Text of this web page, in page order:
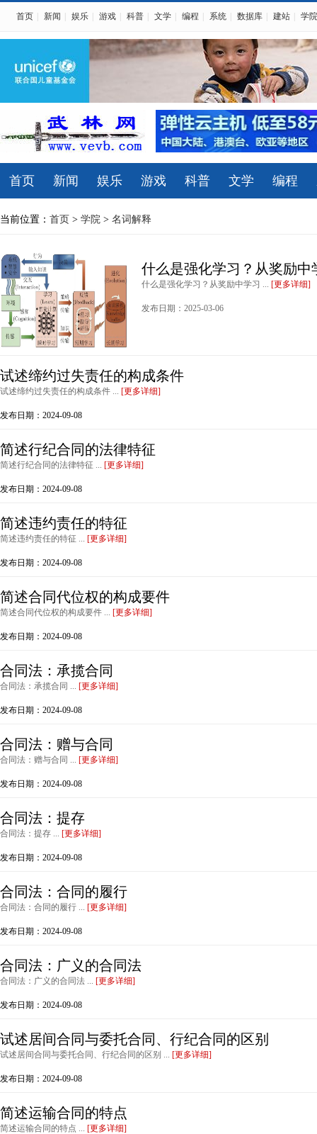
首页 新闻 娱乐 游戏 科普 文学 编程 系统 数据库 建站 学院
首页 新闻 娱乐 游戏 科普 文学 编程
当前位置： 首页 > 学院 > 名词解释
什么是强化学习？从奖励中
什么是强化学习？从奖励中学习 ... [更多详细]
发布日期：2025-03-06
试述缔约过失责任的构成条件
试述缔约过失责任的构成条件 ... [更多详细]
发布日期：2024-09-08
简述行纪合同的法律特征
简述行纪合同的法律特征 ... [更多详细]
发布日期：2024-09-08
简述违约责任的特征
简述违约责任的特征 ... [更多详细]
发布日期：2024-09-08
简述合同代位权的构成要件
简述合同代位权的构成要件 ... [更多详细]
发布日期：2024-09-08
合同法：承揽合同
合同法：承揽合同 ... [更多详细]
发布日期：2024-09-08
合同法：赠与合同
合同法：赠与合同 ... [更多详细]
发布日期：2024-09-08
合同法：提存
合同法：提存 ... [更多详细]
发布日期：2024-09-08
合同法：合同的履行
合同法：合同的履行 ... [更多详细]
发布日期：2024-09-08
合同法：广义的合同法
合同法：广义的合同法 ... [更多详细]
发布日期：2024-09-08
试述居间合同与委托合同、行纪合同的区别
试述居间合同与委托合同、行纪合同的区别 ... [更多详细]
发布日期：2024-09-08
简述运输合同的特点
简述运输合同的特点 ... [更多详细]